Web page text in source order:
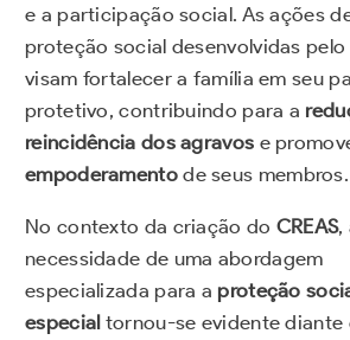
e a participação social. As ações
proteção social desenvolvidas pelo
visam fortalecer a família em seu
protetivo, contribuindo para a
reincidência dos agravos e
empoderamentode seus membros.
No contexto da criação do CREAS,
necessidade de uma abordagem
especializada para a proteção
especialtornou-se evidente diante